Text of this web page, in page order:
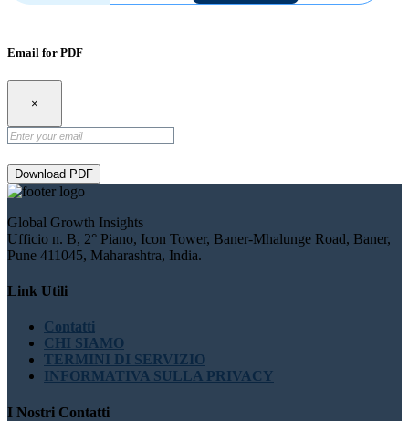
Email for PDF
×
Download PDF
Global Growth Insights
Ufficio n. B, 2° Piano, Icon Tower, Baner-Mhalunge Road, Baner,
Pune 411045, Maharashtra, India.
Link Utili
Contatti
CHI SIAMO
TERMINI DI SERVIZIO
INFORMATIVA SULLA PRIVACY
I Nostri Contatti